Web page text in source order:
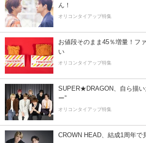
ん！
オリコンタイアップ特集
お値段そのまま45％増量！フ
い
オリコンタイアップ特集
SUPER★DRAGON、自ら描い
ー”
オリコンタイアップ特集
CROWN HEAD、結成1周年で